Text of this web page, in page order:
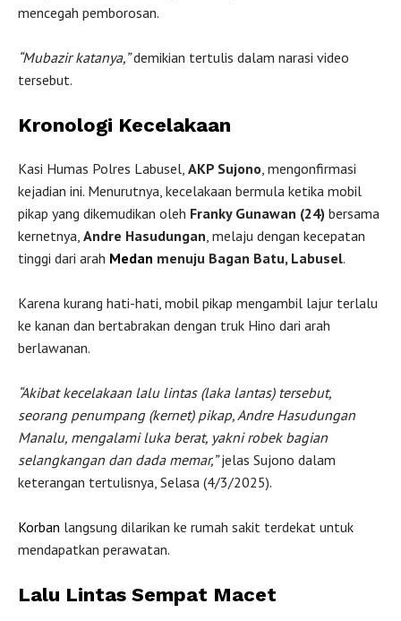
mencegah pemborosan.
“Mubazir katanya,”demikian tertulis dalam narasi video
tersebut.
Kronologi Kecelakaan
Kasi Humas Polres Labusel, AKP Sujono, mengonfirmasi
kejadian ini. Menurutnya, kecelakaan bermula ketika mobil
pikap yang dikemudikan oleh Franky Gunawan (24) bersama
kernetnya, Andre Hasudungan, melaju dengan kecepatan
tinggi dari arah Medan menuju Bagan Batu, Labusel.
Karena kurang hati-hati, mobil pikap mengambil lajur terlalu
ke kanan dan bertabrakan dengan truk Hino dari arah
berlawanan.
“Akibat kecelakaan lalu lintas (laka lantas) tersebut,
seorang penumpang (kernet) pikap, Andre Hasudungan
Manalu, mengalami luka berat, yakni robek bagian
selangkangan dan dada memar,”jelas Sujono dalam
keterangan tertulisnya, Selasa (4/3/2025).
Korban langsung dilarikan ke rumah sakit terdekat untuk
mendapatkan perawatan.
Lalu Lintas Sempat Macet